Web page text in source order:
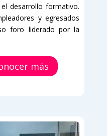
desarrollo formativo.
y egresados
foro liderado por la
más